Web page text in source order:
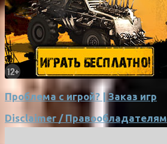
Проблема с игрой? | Заказ игр
Disclaimer / Правообладателям